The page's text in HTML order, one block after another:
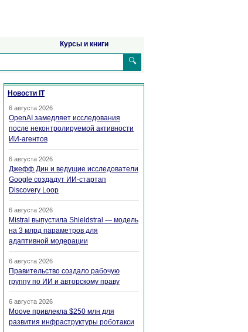
Курсы и книги
🔍
Новости IT
6 августа 2026
OpenAI замедляет исследования
после неконтролируемой активности
ИИ-агентов
6 августа 2026
Джефф Дин и ведущие исследователи
Google создадут ИИ-стартап
Discovery Loop
6 августа 2026
Mistral выпустила Shieldstral — модель
на 3 млрд параметров для
адаптивной модерации
6 августа 2026
Правительство создало рабочую
группу по ИИ и авторскому праву
6 августа 2026
Moove привлекла $250 млн для
развития инфраструктуры роботакси